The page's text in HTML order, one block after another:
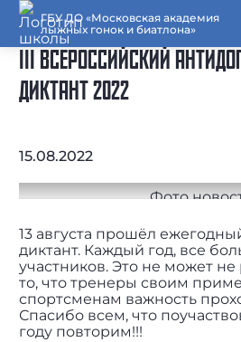
ГБУ ДО «Московская академия
лыжных гонок и биатлона»
III ВСЕРОССИЙСКИЙ
ДИКТАНТ 2022
15.08.2022
13 августа прошёл
диктант. Каждый год, все
участников. Это не может не
то, что тренеры своим
спортсменам важность
Спасибо всем, что
году повторим!!!